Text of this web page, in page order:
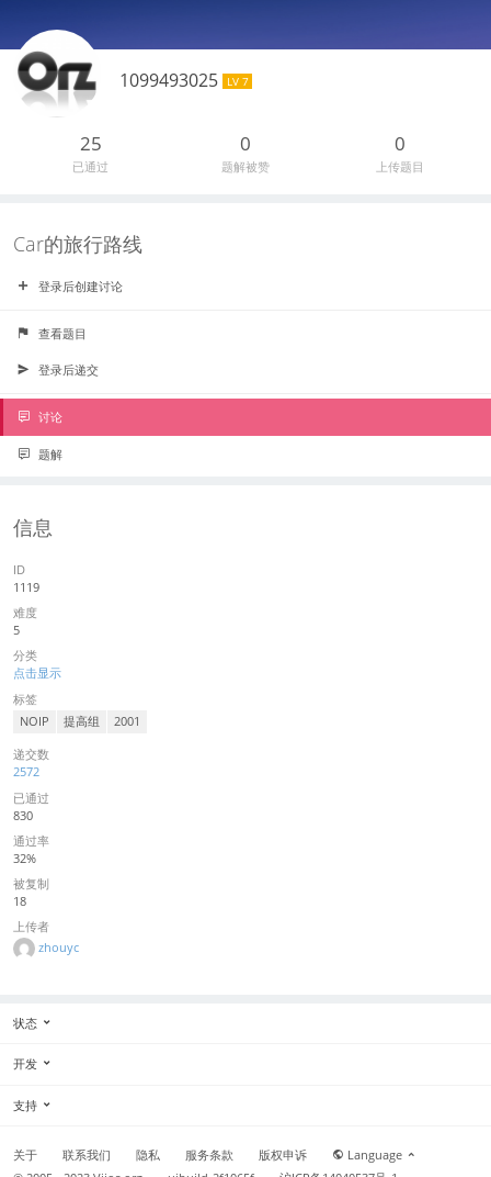
1099493025 LV 7
25
已通过
0
题解被赞
0
上传题目
Car的旅行路线
登录后创建讨论
查看题目
登录后递交
讨论
题解
信息
ID
1119
难度
5
分类
点击显示
标签
NOIP 提高组 2001
递交数
2572
已通过
830
通过率
32%
被复制
18
上传者
zhouyc
状态
开发
支持
关于 联系我们 隐私 服务条款 版权申诉
Language